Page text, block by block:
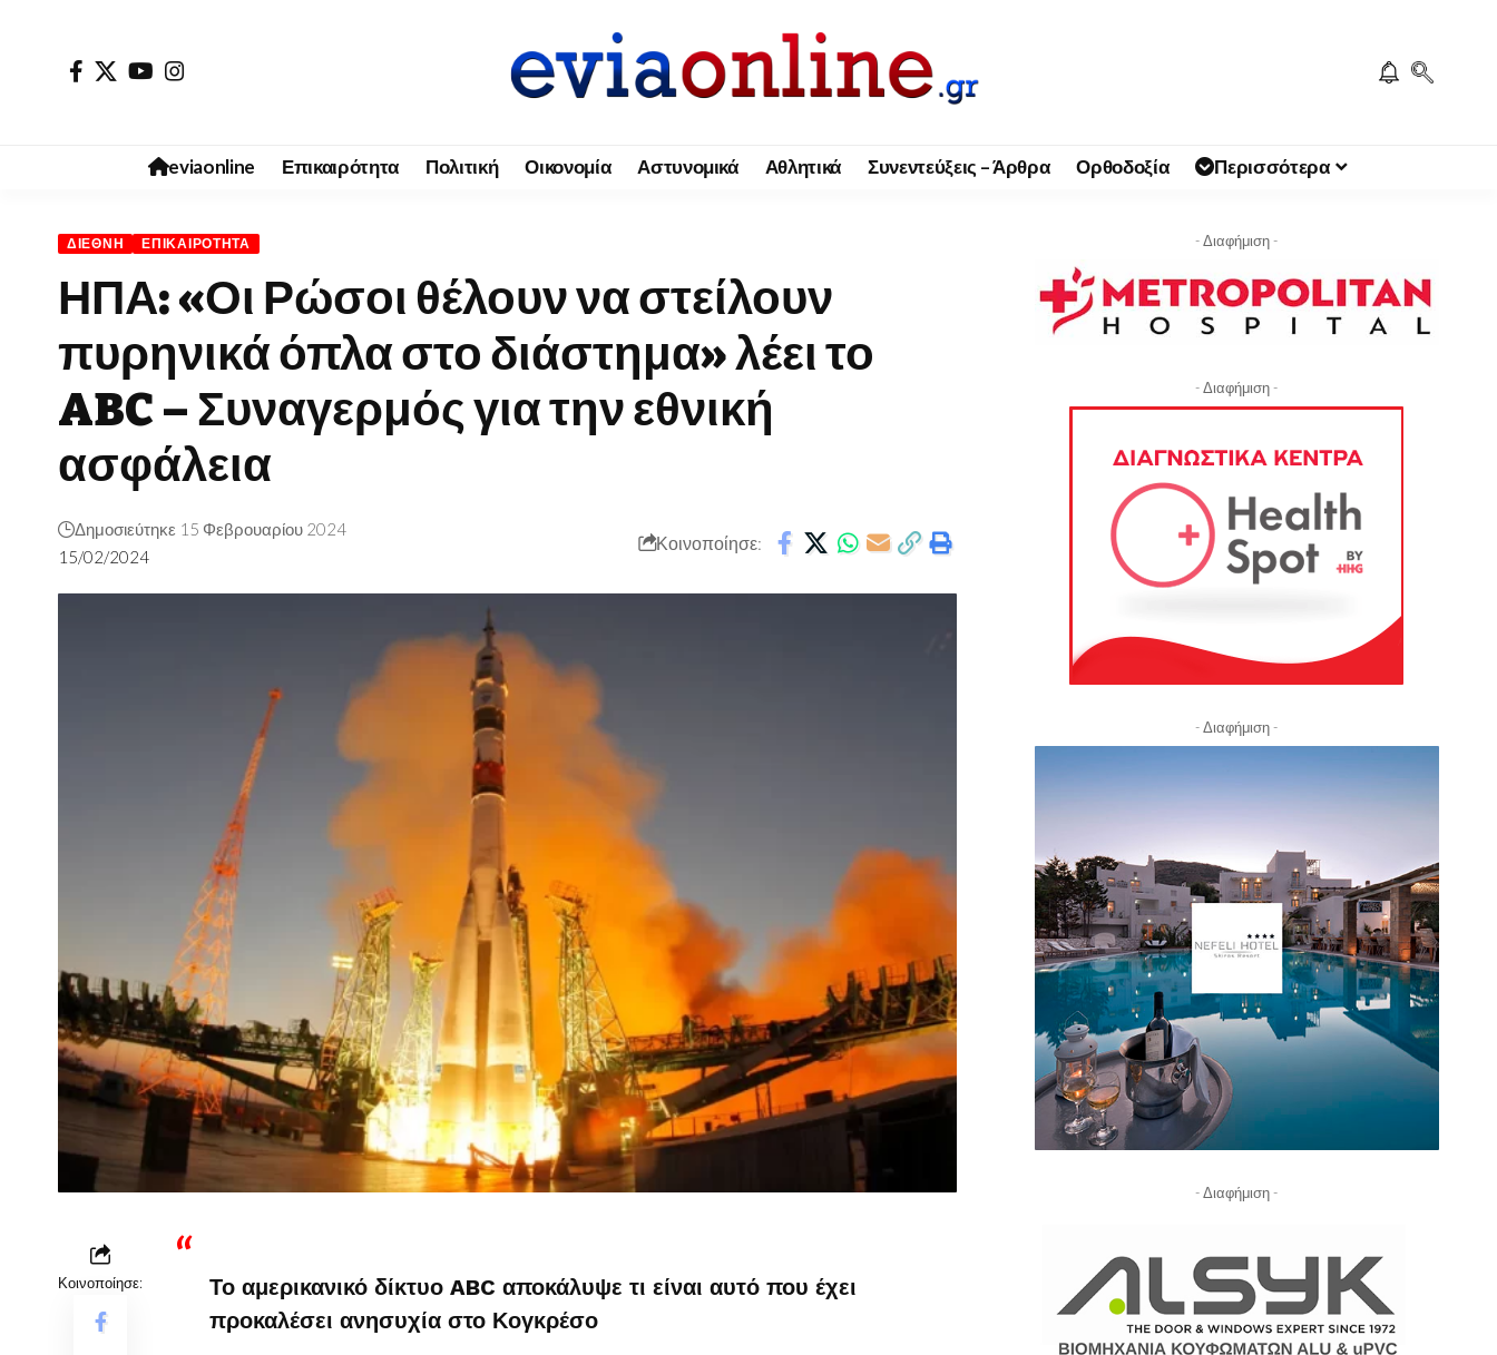
eviaonline Επικαιρότητα Πολιτική Οικονομία Αστυνομικά Αθλητικά Συνεντεύξεις – Άρθρα Ορθοδοξία Περισσότερα
ΔΙΕΘΝΉ ΕΠΙΚΑΙΡΌΤΗΤΑ
ΗΠΑ: «Οι Ρώσοι θέλουν να στείλουν
πυρηνικά όπλα στο διάστημα» λέει το
ABC – Συναγερμός για την εθνική
ασφάλεια
15/02/2024
Δημοσιεύτηκε 15 Φεβρουαρίου 2024
Κοινοποίησε:
Κοινοποίησε:
Το αμερικανικό δίκτυο ABC αποκάλυψε τι είναι αυτό που έχει
προκαλέσει ανησυχία στο Κογκρέσο
- Διαφήμιση -
- Διαφήμιση -
- Διαφήμιση -
- Διαφήμιση -